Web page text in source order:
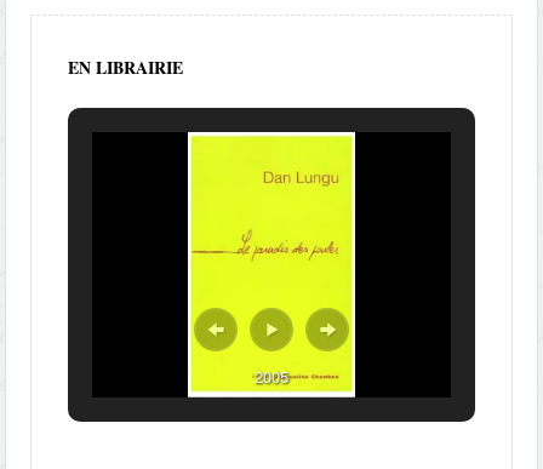
EN LIBRAIRIE
2005